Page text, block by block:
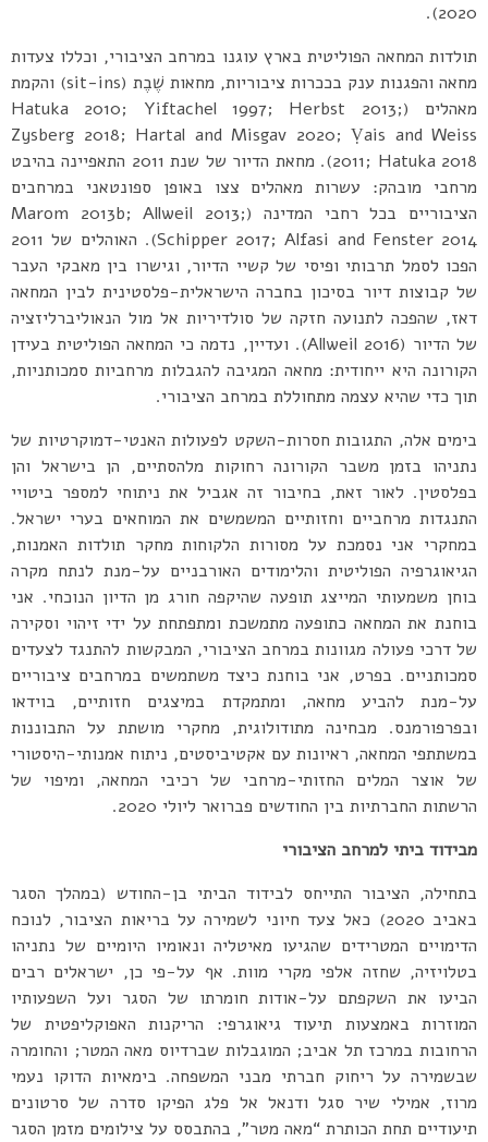
2020).
תולדות המחאה הפוליטית בארץ עוגנו במרחב הציבורי, וכללו צעדות
מחאה והפגנות ענק בככרות ציבוריות, מחאות
שֶׁבֶת (sit-ins) והקמת
מאהלים (Hatuka 2010; Yiftachel 1997; Herbst 2013;
Zysberg 2018; Hartal and Misgav 2020; Ṿais and Weiss
2011; Hatuka 2018). מחאת הדיור של שנת 2011 התאפיינה בהיבט
מרחבי מובהק: עשרות מאהלים צצו באופן ספונטאני במרחבים
הציבוריים בכל רחבי המדינה (Marom 2013b; Allweil 2013;
Schipper 2017; Alfasi and Fenster 2014). האוהלים של 2011
הפכו לסמל תרבותי ופיסי של קשיי הדיור, וגישרו בין מאבקי העבר
של קבוצות דיור בסיכון בחברה הישראלית-פלסטינית לבין המחאה
דאז, שהפכה לתנועה חזקה של סולדיריות אל מול הנאוליברליזציה
של הדיור (Allweil 2016). ועדיין, נדמה כי המחאה הפוליטית בעידן
הקורונה היא ייחודית: מחאה המגיבה להגבלות מרחביות סמכותניות,
תוך כדי שהיא עצמה מתחוללת במרחב הציבורי.
בימים אלה, התגובות חסרות-השקט לפעולות האנטי-דמוקרטיות של
נתניהו בזמן משבר הקורונה רחוקות מלהסתיים, הן בישראל והן
בפלסטין. לאור זאת, בחיבור זה אגביל את ניתוחי למספר ביטויי
התנגדות מרחביים וחזותיים המשמשים את המוחאים בערי ישראל.
במחקרי אני נסמכת על מסורות הלקוחות מחקר תולדות האמנות,
הגיאוגרפיה הפוליטית והלימודים האורבניים על-מנת לנתח מקרה
בוחן משמעותי המייצג תופעה שהיקפה חורג מן הדיון הנוכחי. אני
בוחנת את המחאה כתופעה מתמשכת ומתפתחת על ידי זיהוי וסקירה
של דרכי פעולה מגוונות במרחב הציבורי, המבקשות להתנגד לצעדים
סמכותניים. בפרט, אני בוחנת כיצד משתמשים במרחבים ציבוריים
על-מנת להביע מחאה, ומתמקדת במיצגים חזותיים, בוידאו
ובפרפורמנס. מבחינה מתודולוגית, מחקרי מושתת על התבוננות
במשתתפי המחאה, ראיונות עם אקטיביסטים, ניתוח אמנותי-היסטורי
של אוצר המלים החזותי-מרחבי של רכיבי המחאה, ומיפוי של
הרשתות החברתיות בין החודשים פברואר ליולי 2020.
מבידוד ביתי למרחב הציבורי
בתחילה, הציבור התייחס לבידוד הביתי בן-החודש (במהלך הסגר
באביב 2020) כאל צעד חיוני לשמירה על בריאות הציבור, לנוכח
הדימויים המטרידים שהגיעו מאיטליה ונאומיו היומיים של נתניהו
בטלויזיה, שחזה אלפי מקרי מוות. אף על-פי כן, ישראלים רבים
הביעו את השקפתם על-אודות חומרתו של הסגר ועל השפעותיו
המוזרות באמצעות תיעוד גיאוגרפי: הריקנות האפוקליפטית של
הרחובות במרכז תל אביב; המוגבלות שברדיוס מאה המטר; והחומרה
שבשמירה על ריחוק חברתי מבני המשפחה. בימאיות הדוקו נעמי
מרוז, אמילי שיר סגל ודנאל אל פלג הפיקו סדרה של סרטונים
תיעודיים תחת הכותרת “מאה מטר”, בהתבסס על צילומים מזמן הסגר